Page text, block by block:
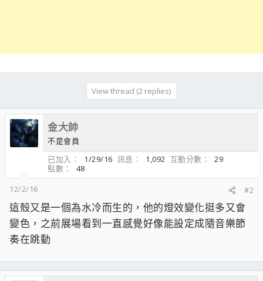
View thread (2 replies)
金大帥
不是會員
已加入
1/29/16 訊息 1,092 互動分數
29
點數
48
12/2/16
#2
這殼又是一個為水冷而生的，他的燈效變化挺多又會
變色，之前展場看到一直感覺好像能設定成隨音樂節
奏在跳動